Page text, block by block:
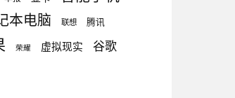
本电脑 联想 腾讯
荣耀 虚拟现实 谷歌